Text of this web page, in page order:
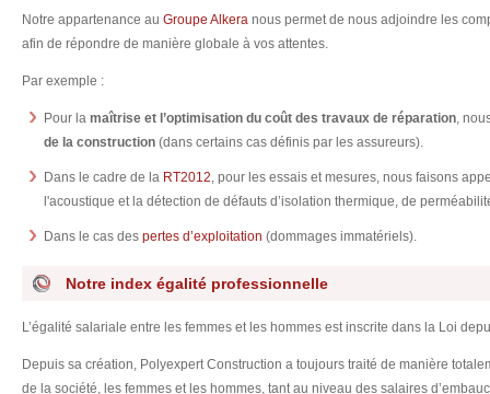
Notre appartenance au Groupe Alkera nous permet de nous adjoindre les
afin de répondre de manière globale à vos attentes.
Par exemple :
Pour la maîtrise et l’optimisation du coût des travaux de réparation,
de la construction (dans certains cas définis par les assureurs).
Dans le cadre de la RT2012, pour les essais et mesures, nous faisons
l'acoustique et la détection de défauts d’isolation thermique, de
Dans le cas des pertes d’exploitation (dommages immatériels).
Notre index égalité professionnelle
L’égalité salariale entre les femmes et les hommes est inscrite dans la Loi
Depuis sa création, Polyexpert Construction a toujours traité de manière
de la société, les femmes et les hommes, tant au niveau des salaires